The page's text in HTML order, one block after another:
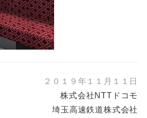
２０１９年１１月１１日
株式会社NTTドコモ
埼玉高速鉄道株式会社